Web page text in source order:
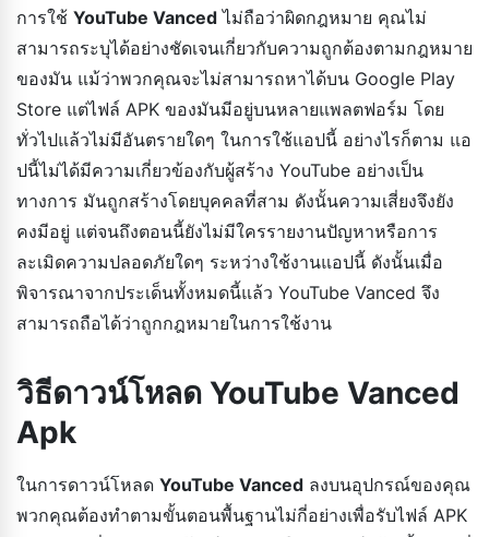
การใช้ YouTube Vanced ไม่ถือว่าผิดกฎหมาย คุณไม่
สามารถระบุได้อย่างชัดเจนเกี่ยวกับความถูกต้องตามกฎหมาย
ของมัน แม้ว่าพวกคุณจะไม่สามารถหาได้บน Google Play
Store แต่ไฟล์ APK ของมันมีอยู่บนหลายแพลตฟอร์ม โดย
ทั่วไปแล้วไม่มีอันตรายใดๆ ในการใช้แอปนี้ อย่างไรก็ตาม แอ
ปนี้ไม่ได้มีความเกี่ยวข้องกับผู้สร้าง YouTube อย่างเป็น
ทางการ มันถูกสร้างโดยบุคคลที่สาม ดังนั้นความเสี่ยงจึงยัง
คงมีอยู่ แต่จนถึงตอนนี้ยังไม่มีใครรายงานปัญหาหรือการ
ละเมิดความปลอดภัยใดๆ ระหว่างใช้งานแอปนี้ ดังนั้นเมื่อ
พิจารณาจากประเด็นทั้งหมดนี้แล้ว YouTube Vanced จึง
สามารถถือได้ว่าถูกกฎหมายในการใช้งาน
วิธีดาวน์โหลด YouTube Vanced
Apk
ในการดาวน์โหลด YouTube Vanced ลงบนอุปกรณ์ของคุณ
พวกคุณต้องทำตามขั้นตอนพื้นฐานไม่กี่อย่างเพื่อรับไฟล์ APK